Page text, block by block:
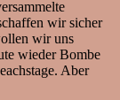
wir sicher
wir uns
wieder Bombe
Aber